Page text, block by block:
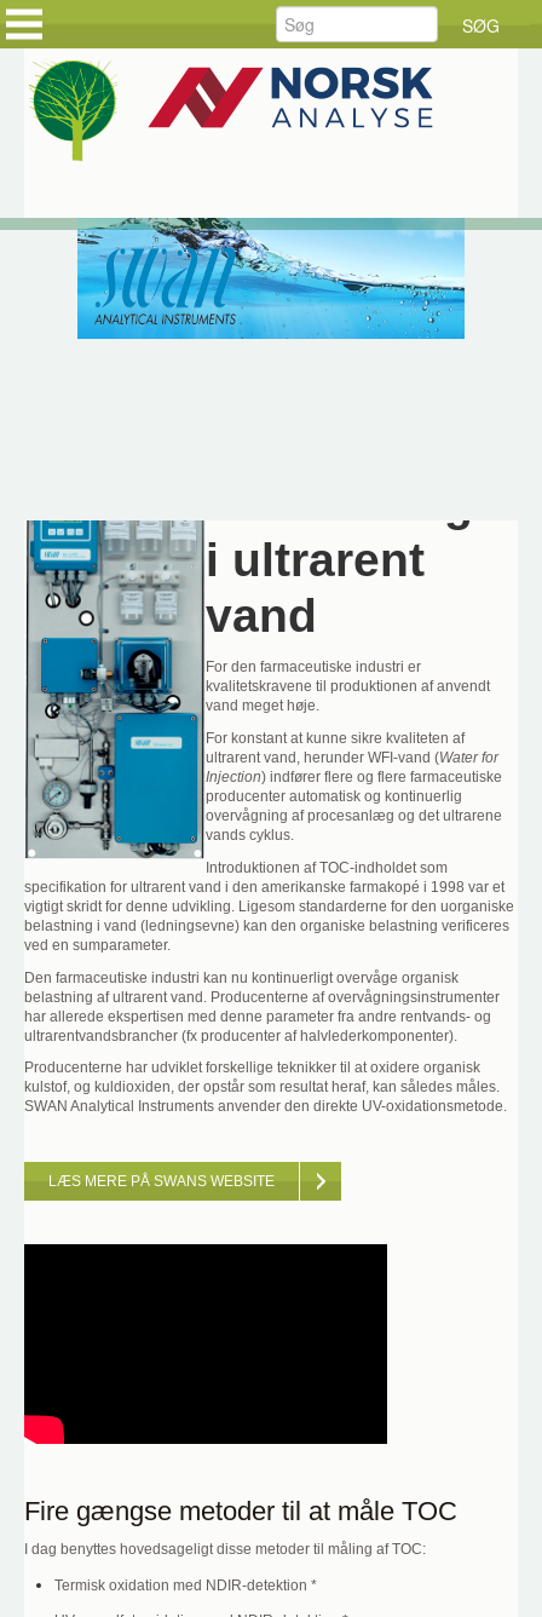
FORSIDE
PRODUKTER
LØSNINGER
FORSIDE
KUNDEHISTORIER
JOB HOS CKE
OM CKE
i ultrarent
vand
For den farmaceutiske industri er
kvalitetskravene til produktionen af anvendt
vand meget høje.
For konstant at kunne sikre kvaliteten af
ultrarent vand, herunder WFI-vand (Water for
Injection) indfører flere og flere farmaceutiske
producenter automatisk og kontinuerlig
overvågning af procesanlæg og det ultrarene
vands cyklus.
Introduktionen af TOC-indholdet som
specifikation for ultrarent vand i den amerikanske farmakopé i 1998 var et
vigtigt skridt for denne udvikling. Ligesom standarderne for den uorganiske
belastning i vand (ledningsevne) kan den organiske belastning verificeres
ved en sumparameter.
Den farmaceutiske industri kan nu kontinuerligt overvåge organisk
belastning af ultrarent vand. Producenterne af overvågningsinstrumenter
har allerede ekspertisen med denne parameter fra andre rentvands- og
ultrarentvandsbrancher (fx producenter af halvlederkomponenter).
Producenterne har udviklet forskellige teknikker til at oxidere organisk
kulstof, og kuldioxiden, der opstår som resultat heraf, kan således måles.
SWAN Analytical Instruments anvender den direkte UV-oxidationsmetode.
LÆS MERE PÅ SWANS WEBSITE
Fire gængse metoder til at måle TOC
I dag benyttes hovedsageligt disse metoder til måling af TOC:
Termisk oxidation med NDIR-detektion *